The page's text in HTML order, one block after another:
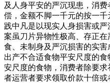
及人身平安的严沉现患，消
偿，金额不脚一千元的按一
践中凡是以现实人身损害或
案虽刀片异物性极高、存正
食、未制身及严沉损害的实害
出产不合适食物平安尺度的
安尺度的食物，消费者除要
者运营者要求领取价款十倍